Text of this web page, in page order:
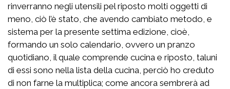
rinverranno negli utensili pel riposto molti oggetti di
meno, ciò l’è stato, che avendo cambiato metodo, e
sistema per la presente settima edizione, cioè,
formando un solo calendario, ovvero un pranzo
quotidiano, il quale comprende cucina e riposto, taluni
di essi sono nella lista della cucina, perciò ho creduto
di non farne la multiplica; come ancora sembrerà ad